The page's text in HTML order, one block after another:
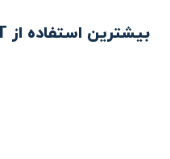
بیشترین استفاده از ToolsIT